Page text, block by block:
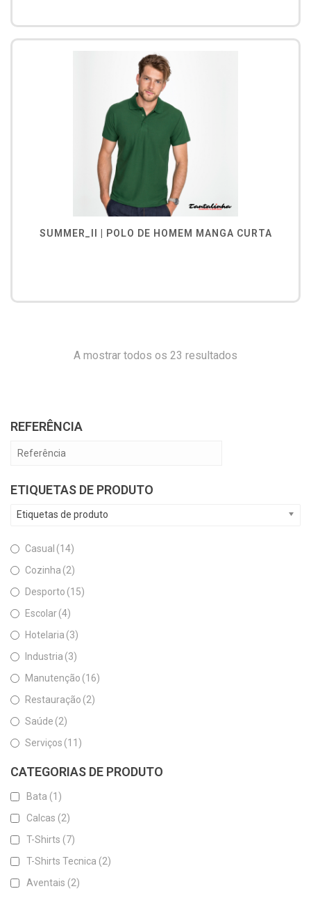
SUMMER_II | POLO DE HOMEM MANGA CURTA
A mostrar todos os 23 resultados
REFERÊNCIA
ETIQUETAS DE PRODUTO
Etiquetas de produto
Casual (14)
Cozinha (2)
Desporto (15)
Escolar(4)
Hotelaria (3)
Industria (3)
Manutenção (16)
Restauração (2)
Saúde (2)
Serviços (11)
CATEGORIAS DE PRODUTO
Bata (1)
Calcas (2)
T-Shirts (7)
T-Shirts Tecnica (2)
Aventais (2)